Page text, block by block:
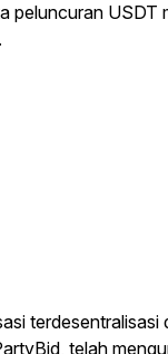
peluncuran USDT
terdesentralisasi
telah